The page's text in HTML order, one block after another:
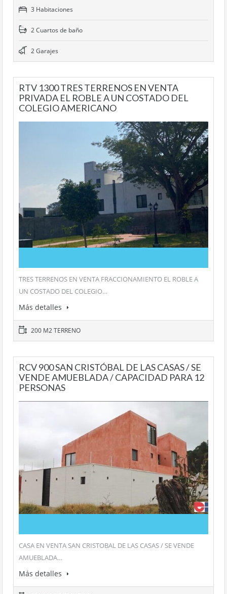
3 Habitaciones
2 Cuartos de baño
2 Garajes
RTV 1300 TRES TERRENOS EN VENTA
PRIVADA EL ROBLE A UN COSTADO DEL
COLEGIO AMERICANO
TRES TERRENOS EN VENTA FRACCIONAMIENTO EL ROBLE A
UN COSTADO DEL COLEGIO…
Más detalles
200 M2 TERRENO
RCV 900 SAN CRISTÓBAL DE LAS CASAS / SE
VENDE AMUEBLADA / CAPACIDAD PARA 12
PERSONAS
CASA EN VENTA SAN CRISTOBAL DE LAS CASAS / SE VENDE
AMUEBLADA…
Más detalles